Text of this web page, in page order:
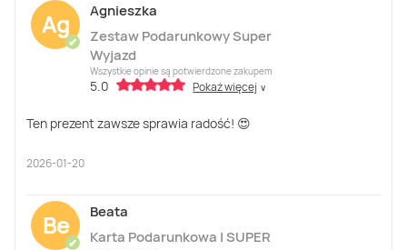
Ag
✔
Agnieszka
Zestaw Podarunkowy Super
Wyjazd
Wszystkie opinie są potwierdzone zakupem
5.0 Pokaż więcej ∨
Ten prezent zawsze sprawia radość! 😍
2026-01-20
Be
✔
Beata
Karta Podarunkowa | SUPER